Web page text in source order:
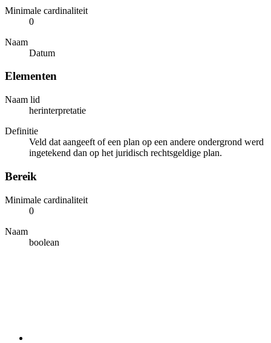
Minimale cardinaliteit
0
Naam
Datum
Elementen
Naam lid
herinterpretatie
Definitie
Veld dat aangeeft of een plan op een andere ondergrond werd
ingetekend dan op het juridisch rechtsgeldige plan.
Bereik
Minimale cardinaliteit
0
Naam
boolean